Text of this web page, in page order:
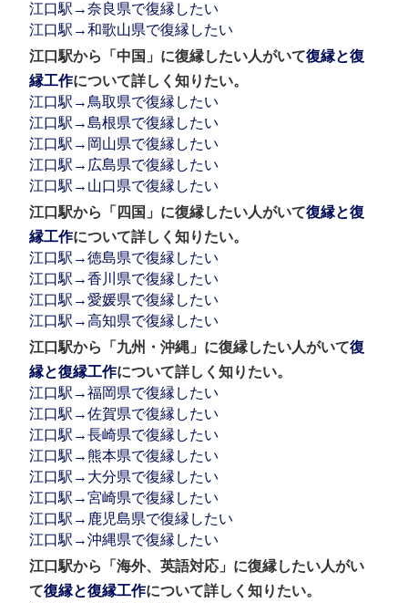
江口駅→奈良県で復縁したい
江口駅→和歌山県で復縁したい
江口駅から「中国」に復縁したい人がいて復縁と復
縁工作について詳しく知りたい。
江口駅→鳥取県で復縁したい
江口駅→島根県で復縁したい
江口駅→岡山県で復縁したい
江口駅→広島県で復縁したい
江口駅→山口県で復縁したい
江口駅から「四国」に復縁したい人がいて復縁と復
縁工作について詳しく知りたい。
江口駅→徳島県で復縁したい
江口駅→香川県で復縁したい
江口駅→愛媛県で復縁したい
江口駅→高知県で復縁したい
江口駅から「九州・沖縄」に復縁したい人がいて復
縁と復縁工作について詳しく知りたい。
江口駅→福岡県で復縁したい
江口駅→佐賀県で復縁したい
江口駅→長崎県で復縁したい
江口駅→熊本県で復縁したい
江口駅→大分県で復縁したい
江口駅→宮崎県で復縁したい
江口駅→鹿児島県で復縁したい
江口駅→沖縄県で復縁したい
江口駅から「海外、英語対応」に復縁したい人がい
て復縁と復縁工作について詳しく知りたい。